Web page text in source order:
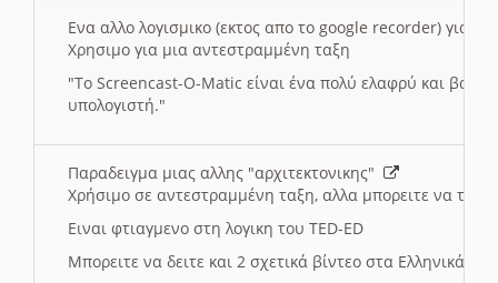
Ενα αλλο λογισμικο (εκτος απο το google recorder) για
Χρησιμο για μια αντεστραμμένη ταξη
"To Screencast-O-Matic είναι ένα πολύ ελαφρύ και
υπολογιστή."
Παραδειγμα μιας αλλης "αρχιτεκτονικης"
Χρήσιμο σε αντεστραμμένη ταξη, αλλα μπορειτε να το
Ειναι φτιαγμενο στη λογικη του TED-ED
Μπορειτε να δειτε και 2 σχετικά βίντεο στα Ελληνικά: